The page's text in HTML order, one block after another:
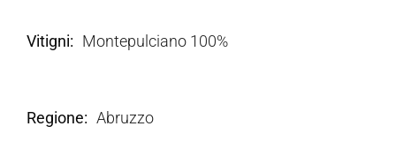
Vitigni Montepulciano 100%
Regione Abruzzo